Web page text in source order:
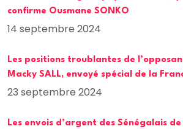
confirme Ousmane SONKO
14 septembre 2024
Les positions troublantes de
Macky SALL, envoyé spécial de la
23 septembre 2024
Les envois d’argent des Sénégalais